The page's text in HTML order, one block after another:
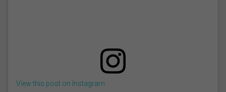
View this post on Instagram